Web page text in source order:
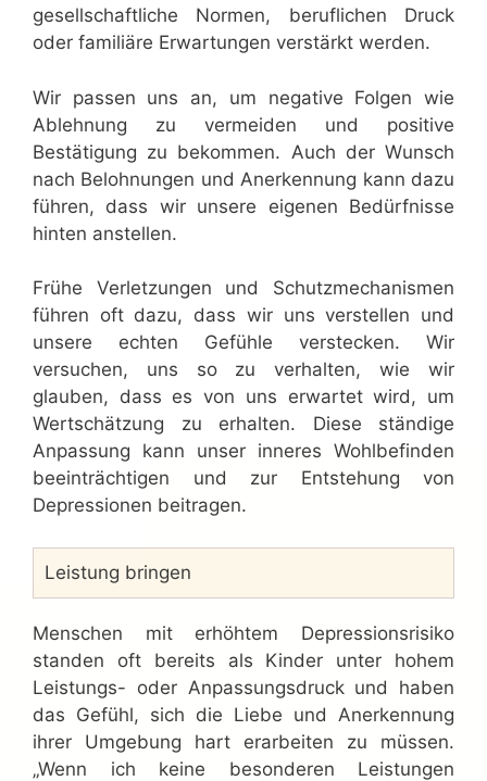
gesellschaftliche Normen, beruflichen Druck
oder familiäre Erwartungen verstärkt werden.
Wir passen uns an, um negative Folgen wie
Ablehnung zu vermeiden und positive
Bestätigung zu bekommen. Auch der Wunsch
nach Belohnungen und Anerkennung kann dazu
führen, dass wir unsere eigenen Bedürfnisse
hinten anstellen.
Frühe Verletzungen und Schutzmechanismen
führen oft dazu, dass wir uns verstellen und
unsere echten Gefühle verstecken. Wir
versuchen, uns so zu verhalten, wie wir
glauben, dass es von uns erwartet wird, um
Wertschätzung zu erhalten. Diese ständige
Anpassung kann unser inneres Wohlbefinden
beeinträchtigen und zur Entstehung von
Depressionen beitragen.
Leistung bringen
Menschen mit erhöhtem Depressionsrisiko
standen oft bereits als Kinder unter hohem
Leistungs- oder Anpassungsdruck und haben
das Gefühl, sich die Liebe und Anerkennung
ihrer Umgebung hart erarbeiten zu müssen.
„Wenn ich keine besonderen Leistungen